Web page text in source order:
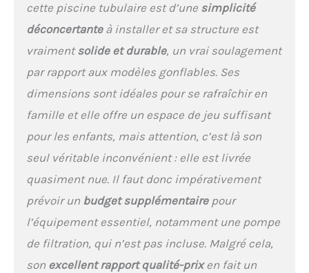
cette piscine tubulaire est d’une simplicité
déconcertanteà installer et sa structure est
vraimentsolide et durable, un vrai soulagement
par rapport aux modèles gonflables. Ses
dimensions sont idéales pour se rafraîchir en
famille et elle offre un espace de jeu suffisant
pour les enfants, mais attention, c’est là son
seul véritable inconvénient : elle est livrée
quasiment nue. Il faut donc impérativement
prévoir un budget supplémentairepour
l’équipement essentiel, notamment une pompe
de filtration, qui n’est pas incluse. Malgré cela,
son excellent rapport qualité-prixen fait un